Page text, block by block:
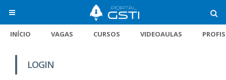
INÍCIO VAGAS CURSOS VIDEOAULAS
LOGIN